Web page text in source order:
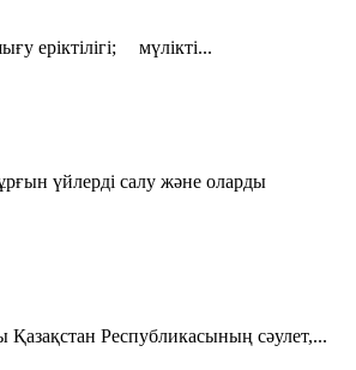
ерiктiлiгi; мүлiктi...
үйлерді салу және оларды
Республикасының сәулет,...